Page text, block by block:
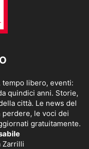
tempo libero, eventi:
quindici anni. Storie,
città. Le news del
le voci dei
gratuitamente.
Zarrilli